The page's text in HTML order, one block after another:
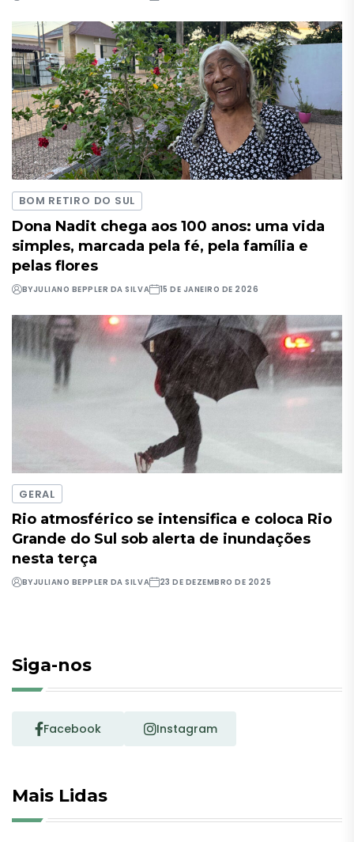
BOM RETIRO DO SUL
Dona Nadit chega aos 100 anos: uma vida
simples, marcada pela fé, pela família e
pelas flores
BYJULIANO BEPPLER DA SILVA 15 DE JANEIRO DE 2026
GERAL
Rio atmosférico se intensifica e coloca Rio
Grande do Sul sob alerta de inundações
nesta terça
BYJULIANO BEPPLER DA SILVA 23 DE DEZEMBRO DE 2025
Siga-nos
Facebook Instagram
Mais Lidas